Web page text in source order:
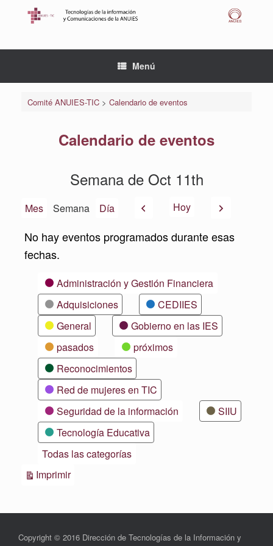
Menú
Comité ANUIES-TIC> Calendario de eventos
Calendario de eventos
Semana de Oct 11th
Mes Semana Día AnteriorHoy Siguiente
No hay eventos programados durante esas
fechas.
CategoríasAdministración y Gestión Financiera
Adquisiciones
CEDIIES
General
Gobierno en las IES
pasados
próximos
Reconocimientos
Red de mujeres en TIC
Seguridad de la información
SIIU
Tecnología Educativa
Todas las categorías
ImprimirVistas
Copyright © 2016 Dirección de Tecnologías de la Información y